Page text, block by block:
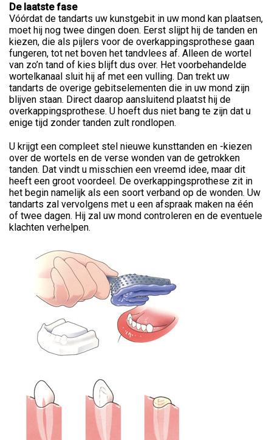
De laatste fase
Vóórdat de tandarts uw kunstgebit in uw mond kan plaatsen,
moet hij nog twee dingen doen. Eerst slijpt hij de tanden en
kiezen, die als pijlers voor de overkappingsprothese gaan
fungeren, tot net boven het tandvlees af. Alleen de wortel
van zo’n tand of kies blijft dus over. Het voorbehandelde
wortelkanaal sluit hij af met een vulling. Dan trekt uw
tandarts de overige gebitselementen die in uw mond zijn
blijven staan. Direct daarop aansluitend plaatst hij de
overkappingsprothese. U hoeft dus niet bang te zijn dat u
enige tijd zonder tanden zult rondlopen.
U krijgt een compleet stel nieuwe kunsttanden en -kiezen
over de wortels en de verse wonden van de getrokken
tanden. Dat vindt u misschien een vreemd idee, maar dit
heeft een groot voordeel. De overkappingsprothese zit in
het begin namelijk als een soort verband op de wonden. Uw
tandarts zal vervolgens met u een afspraak maken na één
of twee dagen. Hij zal uw mond controleren en de eventuele
klachten verhelpen.